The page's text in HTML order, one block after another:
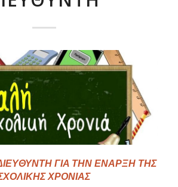
ΓΙΑ ΤΗΝ ΕΝΑΡΞΗ ΤΗΣ
ΧΡΟΝΙΑΣ